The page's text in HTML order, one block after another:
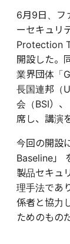
6月9日、フ
ーセキュリ
Protection
開設した。
業界団体「
長国連邦（
会（BSI）
席し、講演
今回の開設
Baseline」
製品セキュ
理手法であ
係者と協力
ためのもの